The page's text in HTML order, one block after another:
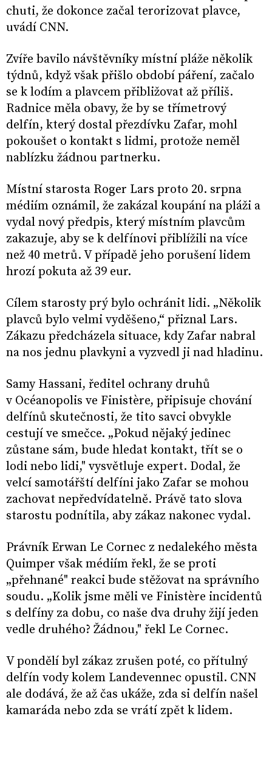
chuti, že dokonce začal terorizovat plavce,
uvádí CNN.
Zvíře bavilo návštěvníky místní pláže několik
týdnů, když však přišlo období páření, začalo
se k lodím a plavcem přibližovat až příliš.
Radnice měla obavy, že by se třímetrový
delfín, který dostal přezdívku Zafar, mohl
pokoušet o kontakt s lidmi, protože neměl
nablízku žádnou partnerku.
Místní starosta Roger Lars proto 20. srpna
médiím oznámil, že zakázal koupání na pláži a
vydal nový předpis, který místním plavcům
zakazuje, aby se k delfínovi přiblížili na více
než 40 metrů. V případě jeho porušení lidem
hrozí pokuta až 39 eur.
Cílem starosty prý bylo ochránit lidi. „Několik
plavců bylo velmi vyděšeno,“ přiznal Lars.
Zákazu předcházela situace, kdy Zafar nabral
na nos jednu plavkyni a vyzvedl ji nad hladinu.
Samy Hassani, ředitel ochrany druhů
v Océanopolis ve Finistère, připisuje chování
delfínů skutečnosti, že tito savci obvykle
cestují ve smečce. „Pokud nějaký jedinec
zůstane sám, bude hledat kontakt, třít se o
lodi nebo lidi," vysvětluje expert. Dodal, že
velcí samotářští delfíni jako Zafar se mohou
zachovat nepředvídatelně. Právě tato slova
starostu podnítila, aby zákaz nakonec vydal.
Právník Erwan Le Cornec z nedalekého města
Quimper však médiím řekl, že se proti
„přehnané" reakci bude stěžovat na správního
soudu. „Kolik jsme měli ve Finistère incidentů
s delfíny za dobu, co naše dva druhy žijí jeden
vedle druhého? Žádnou," řekl Le Cornec.
V pondělí byl zákaz zrušen poté, co přítulný
delfín vody kolem Landevennec opustil. CNN
ale dodává, že až čas ukáže, zda si delfín našel
kamaráda nebo zda se vrátí zpět k lidem.